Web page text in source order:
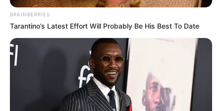
BRAINBERRIES
Tarantino’s Latest Effort Will Probably Be His Best To Date